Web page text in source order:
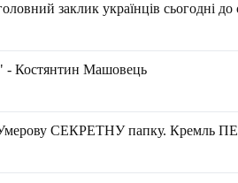
заклик українців сьогодні до
- Костянтин Машовець
Умерову СЕКРЕТНУ папку. Кремль